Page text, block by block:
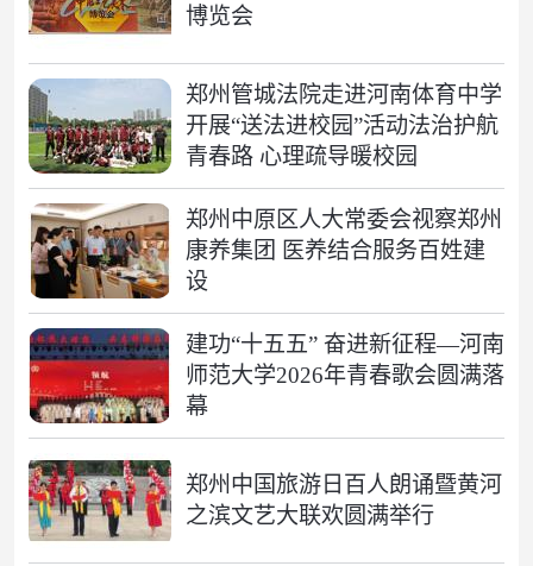
博览会
郑州管城法院走进河南体育中学
开展“送法进校园”活动法治护航
青春路 心理疏导暖校园
郑州中原区人大常委会视察郑州
康养集团 医养结合服务百姓建
设
建功“十五五” 奋进新征程—河南
师范大学2026年青春歌会圆满落
幕
郑州中国旅游日百人朗诵暨黄河
之滨文艺大联欢圆满举行